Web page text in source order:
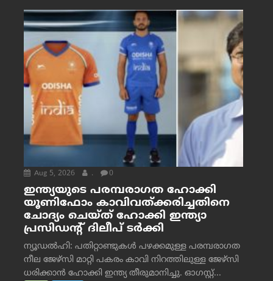
Aug 5, 2026 . 0
ഇന്ത്യയുടെ പരമ്പരാഗത ഹോക്കി
യൂണിഫോം കാവിവത്ക്കരിച്ചതിനെ
ചോദ്യം ചെയ്ത് ഹോക്കി ഇന്ത്യാ
പ്രസിഡന്റ് ദിലീപ് ടര്‍ക്കി
ന്യൂഡൽഹി: പതിറ്റാണ്ടുകൾ പഴക്കമുള്ള പരമ്പരാഗത
നീല ജേഴ്‌സി മാറ്റി പകരം കാവി നിറത്തിലുള്ള ജേഴ്‌സി
ധരിക്കാൻ ഹോക്കി ഇന്ത്യ തീരുമാനിച്ചു. ഓഗസ്റ്റ്...